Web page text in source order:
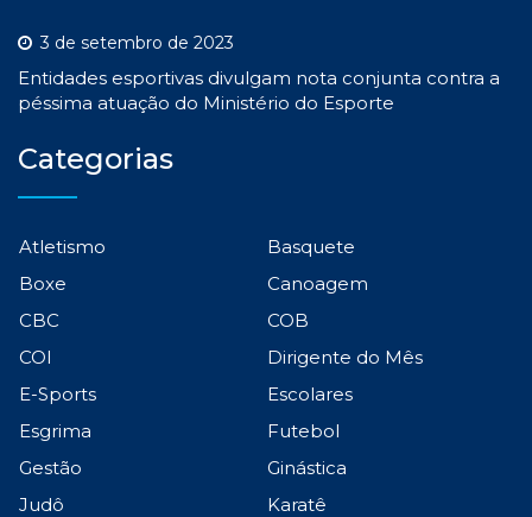
3 de setembro de 2023
Entidades esportivas divulgam nota conjunta contra a
péssima atuação do Ministério do Esporte
Categorias
Atletismo
Basquete
Boxe
Canoagem
CBC
COB
COI
Dirigente do Mês
E-Sports
Escolares
Esgrima
Futebol
Gestão
Ginástica
Judô
Karatê